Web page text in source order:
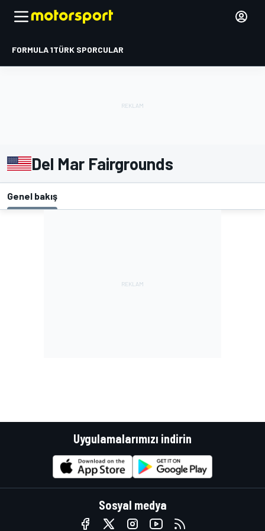
FORMULA 1TÜRK SPORCULAR
Del Mar Fairgrounds
Genel bakış
Uygulamalarımızı indirin
Sosyal medya